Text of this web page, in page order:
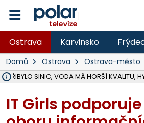
Ostrava Karvinsko
Domů Ostrava Ostrava-město
PŘIBYLO SINIC, VODA MÁ HORŠÍ KVALITU,
IT Girls